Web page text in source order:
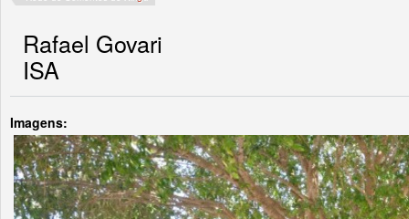
Rafael Govari
ISA
Imagens: